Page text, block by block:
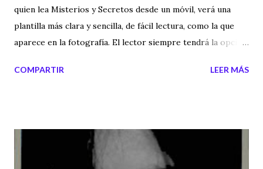
quien lea Misterios y Secretos desde un móvil, verá una
plantilla más clara y sencilla, de fácil lectura, como la que
aparece en la fotografía. El lector siempre tendrá la opción
un ordenador), pulsando al final de la plantilla la opción de "
fenómenos paranormales, también en el móvil.
COMPARTIR LEER MÁS